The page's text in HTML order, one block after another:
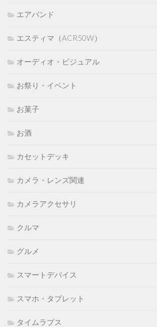
エアバンド
エスティマ（ACR50W）
オーディオ・ビジュアル
お祭り・イベント
お菓子
お酒
カセットデッキ
カメラ・レンズ関連
カメラアクセサリ
クルマ
グルメ
スマートデバイス
スマホ・タブレット
タイムラプス